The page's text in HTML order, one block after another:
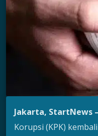
Jakarta, StartNews
Korupsi (KPK)